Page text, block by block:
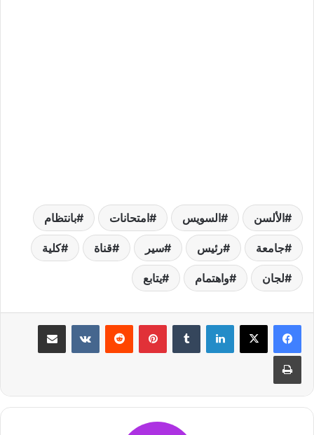
الألسن السويس امتحانات بانتظام
جامعة رئيس سير قناة كلية
لجان واهتمام يتابع
لينكدإن بينتيريست مشاركة عبر البريد
طباعة